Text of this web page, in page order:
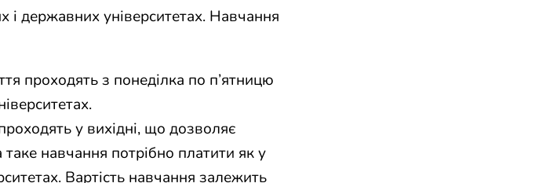
державних університетах. Навчання
проходять з понеділка по п’ятницю
у вихідні, що дозволяє
навчання потрібно платити як у
Вартість навчання залежить